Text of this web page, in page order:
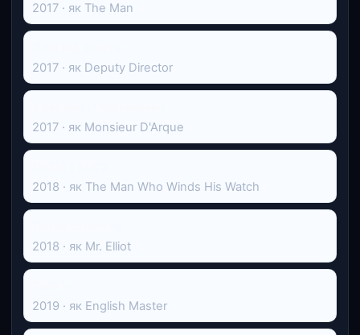
2017 · як The Man
2017 · як Deputy Director
2017 · як Monsieur D'Arque
2018 · як The Man Who Winds His Watch
2018 · як Mr. Elliot
2019 · як English Master